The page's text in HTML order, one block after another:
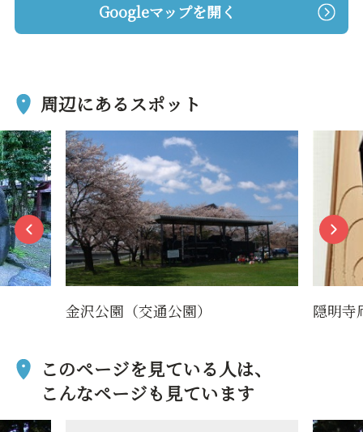
Googleマップを開く
周辺にあるスポット
金沢公園（交通公園） 隠明寺
このページを見ている人は、
こんなページも見ています